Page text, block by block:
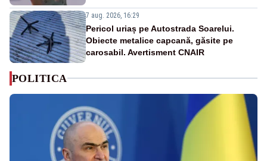
7 aug. 2026, 16:29
Pericol uriaș pe Autostrada Soarelui.
Obiecte metalice capcană, găsite pe
carosabil. Avertisment CNAIR
POLITICA